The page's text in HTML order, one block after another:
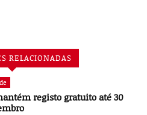
RELACIONADAS
registo gratuito até 30